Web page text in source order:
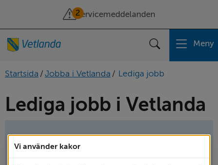
Vi använder kakor
2
Servicemeddelanden
Sök Meny
Startsida / Jobba i Vetlanda / Lediga jobb
Lediga jobb i Vetlanda
Vad är du intresserad av?